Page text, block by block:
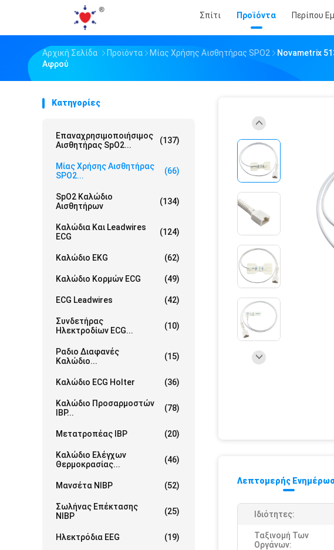
Σπίτι Προϊόντα Περίπου
Αρχική Σελίδα Προϊόντα Μίας Χρήσης Αισθητήρας SPO2
Novametrix
Αφρού
Κατηγορίες
Επαναχρησιμοποιήσιμος
Αισθητήρας SpO2...
(137)
Μίας Χρήσης Αισθητήρας
SPO2...
(66)
SpO2 Καλώδιο
Αισθητήρων
(134)
Καλώδια Και Leadwires
ECG
(124)
Καλώδιο EKG (62)
Καλώδιο Κορμών ECG (49)
ECG Leadwires (42)
Συνδετήρας
Ηλεκτροδίων ECG...
(10)
Ραδιο Διαφανές
Καλώδιο...
(15)
Καλώδιο ECG Holter (36)
Καλώδιο Προσαρμοστών
IBP...
(78)
Μετατροπέας IBP (20)
Καλώδιο Ελέγχων
Θερμοκρασίας...
(46)
Μανσέτα NIBP (52)
Σωλήνας Επέκτασης
NIBP
(25)
Ηλεκτρόδια EEG (19)
Λεπτομερής
Ιδιότητες:
Ταξινομή Των
Οργάνων: